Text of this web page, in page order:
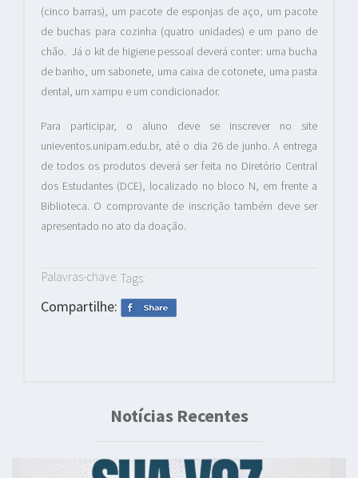
(cinco barras), um pacote de esponjas de aço, um pacote
de buchas para cozinha (quatro unidades) e um pano de
chão. Já o kit de higiene pessoal deverá conter: uma bucha
de banho, um sabonete, uma caixa de cotonete, uma pasta
dental, um xampu e um condicionador.
Para participar, o aluno deve se inscrever no site
unieventos.unipam.edu.br, até o dia 26 de junho. A entrega
de todos os produtos deverá ser feita no Diretório Central
dos Estudantes (DCE), localizado no bloco N, em frente a
Biblioteca. O comprovante de inscrição também deve ser
apresentado no ato da doação.
Palavras-chave: Tags:
Compartilhe:
Notícias Recentes